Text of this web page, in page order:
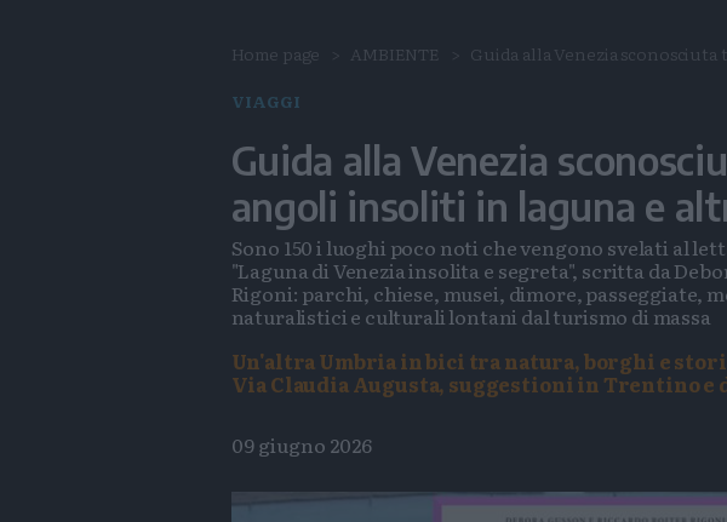
Home page AMBIENTE Guida alla Venezia sconosciuta
VIAGGI
Guida alla Venezia
angoli insoliti in laguna e
Sono 150 i luoghi poco noti che vengono svelati al
"Laguna di Venezia insolita e segreta", scritta da
Rigoni: parchi, chiese, musei, dimore, passeggiate,
naturalistici e culturali lontani dal turismo di massa
Un'altra Umbria in bici tra natura, borghi e
Via Claudia Augusta, suggestioni in Trentino
09 giugno 2026